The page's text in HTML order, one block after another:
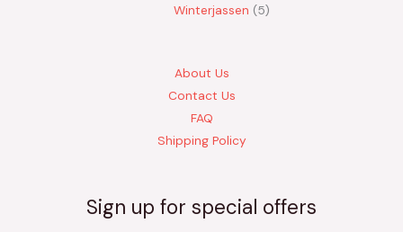
Winterjassen
5
About Us
Contact Us
FAQ
Shipping Policy
Sign up for special offers